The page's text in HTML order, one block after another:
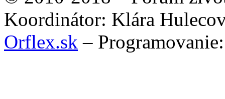
Koordinátor: Klára
Orflex.sk –